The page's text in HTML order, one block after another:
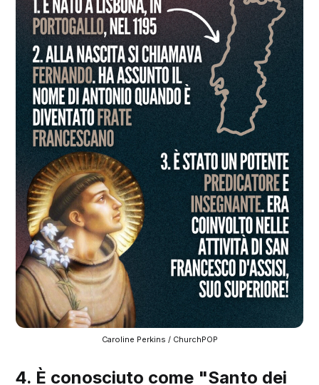
Caroline Perkins / ChurchPOP
4. È conosciuto come "Santo dei